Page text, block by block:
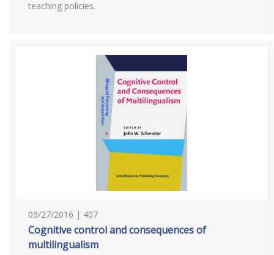
teaching policies.
09/27/2016 | 407
Cognitive control and consequences of
multilingualism